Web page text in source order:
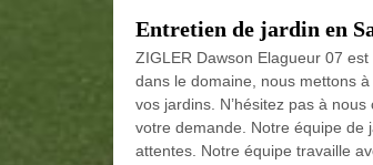
Entretien de jardin en
ZIGLER Dawson Elagueur 07
dans le domaine, nous mettons
vos jardins. N’hésitez pas à
votre demande. Notre équipe de
attentes. Notre équipe travaille